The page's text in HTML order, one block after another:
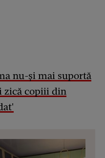
nu-și mai suportă
zică copiii din